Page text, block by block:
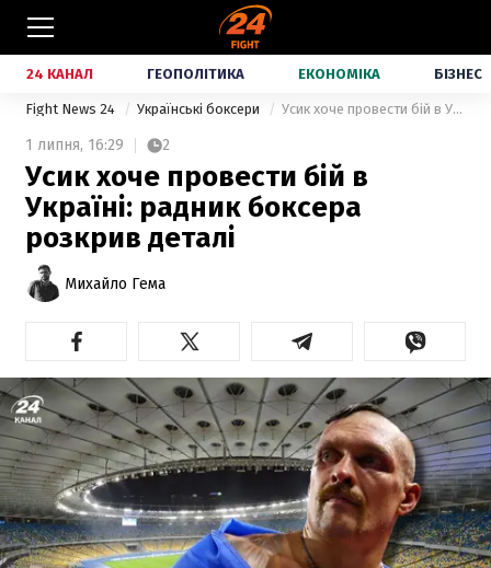
24 КАНАЛ ГЕОПОЛІТИКА ЕКОНОМІКА БІЗНЕС
Fight News 24 Українські боксери Усик хоче провести бій в Україні: радник боксера розкрив деталі
1 липня, 16:29 2
Усик хоче провести бій в
Україні: радник боксера
розкрив деталі
Михайло Гема